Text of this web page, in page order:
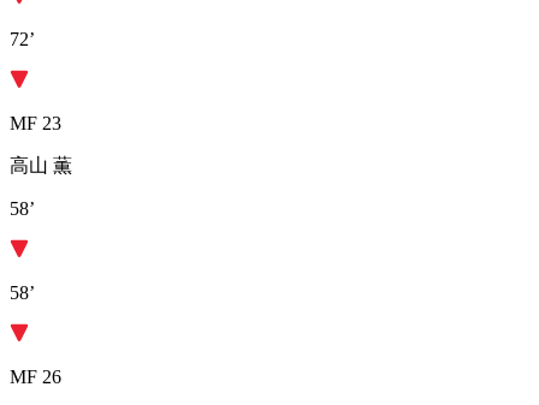
72’
MF 23
高山 薫
58’
58’
MF 26